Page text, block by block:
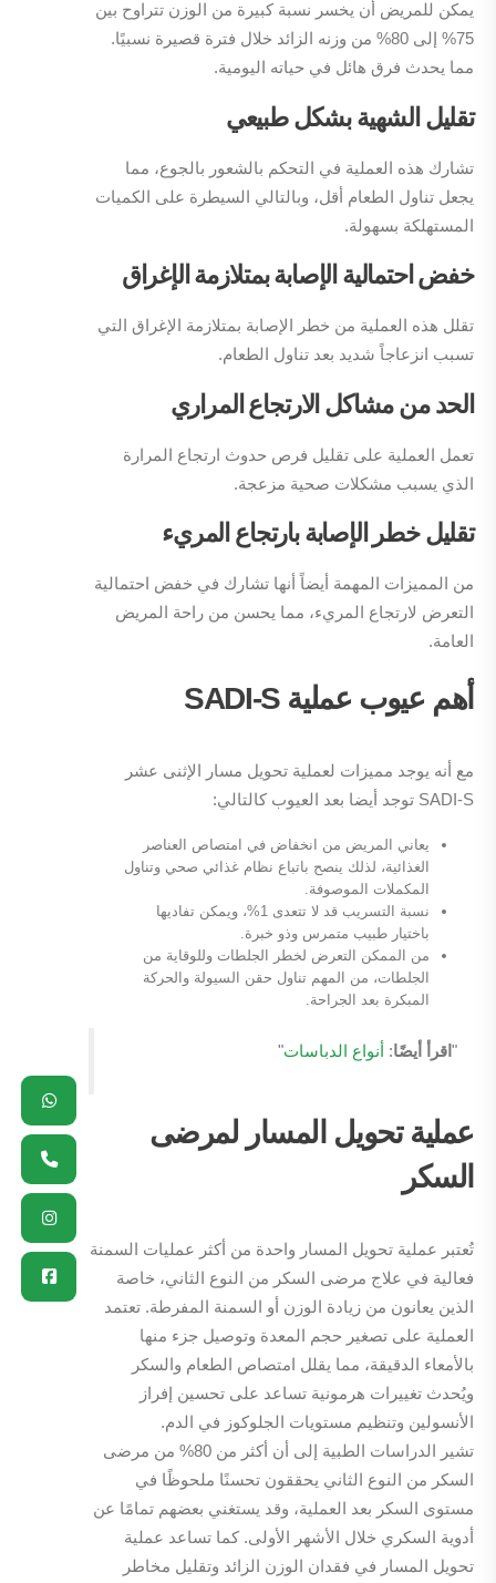
يمكن للمريض أن يخسر نسبة كبيرة من الوزن تتراوح بين
75% إلى 80% من وزنه الزائد خلال فترة قصيرة نسبيًا.
مما يحدث فرق هائل في حياته اليومية.
تقليل الشهية بشكل طبيعي
تشارك هذه العملية في التحكم بالشعور بالجوع، مما
يجعل تناول الطعام أقل، وبالتالي السيطرة على الكميات
المستهلكة بسهولة.
خفض احتمالية الإصابة بمتلازمة الإغراق
تقلل هذه العملية من خطر الإصابة بمتلازمة الإغراق التي
تسبب انزعاجاً شديد بعد تناول الطعام.
الحد من مشاكل الارتجاع المراري
تعمل العملية على تقليل فرص حدوث ارتجاع المرارة
الذي يسبب مشكلات صحية مزعجة.
تقليل خطر الإصابة بارتجاع المريء
من المميزات المهمة أيضاً أنها تشارك في خفض احتمالية
التعرض لارتجاع المريء، مما يحسن من راحة المريض
العامة.
أهم عيوب عمليةSADI-S
مع أنه يوجد مميزات لعملية تحويل مسار الإثنى عشر
SADI-S توجد أيضا بعد العيوب كالتالي:
يعاني المريض من انخفاض في امتصاص العناصر
الغذائية، لذلك ينصح باتباع نظام غذائي صحي وتناول
المكملات الموصوفة.
نسبة التسريب قد لا تتعدى 1%، ويمكن تفاديها
باختيار طبيب متمرس وذو خبرة.
من الممكن التعرض لخطر الجلطات وللوقاية من
الجلطات، من المهم تناول حقن السيولة والحركة
المبكرة بعد الجراحة.
"اقرأ أيضًا: أنواع الدباسات"
عملية تحويل المسار لمرضى
السكر
تُعتبر عملية تحويل المسار واحدة من أكثر عمليات السمنة
فعالية في علاج مرضى السكر من النوع الثاني، خاصة
الذين يعانون من زيادة الوزن أو السمنة المفرطة. تعتمد
العملية على تصغير حجم المعدة وتوصيل جزء منها
بالأمعاء الدقيقة، مما يقلل امتصاص الطعام والسكر
ويُحدث تغييرات هرمونية تساعد على تحسين إفراز
الأنسولين وتنظيم مستويات الجلوكوز في الدم.
تشير الدراسات الطبية إلى أن أكثر من 80% من مرضى
السكر من النوع الثاني يحققون تحسنًا ملحوظًا في
مستوى السكر بعد العملية، وقد يستغني بعضهم تمامًا عن
أدوية السكري خلال الأشهر الأولى. كما تساعد عملية
تحويل المسار في فقدان الوزن الزائد وتقليل مخاطر